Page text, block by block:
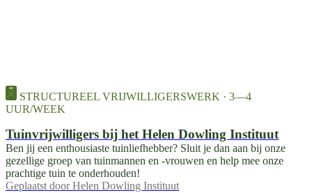
STRUCTUREEL VRIJWILLIGERSWERK · 3—4
UUR/WEEK
Tuinvrijwilligers bij het Helen Dowling Instituut
Ben jij een enthousiaste tuinliefhebber? Sluit je dan aan bij onze
gezellige groep van tuinmannen en -vrouwen en help mee onze
prachtige tuin te onderhouden!
Geplaatst door Helen Dowling Instituut